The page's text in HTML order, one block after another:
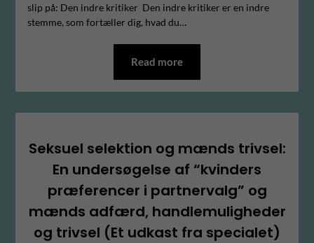
slip på: Den indre kritiker Den indre kritiker er en indre
stemme, som fortæller dig, hvad du…
Read more
Seksuel selektion og mænds trivsel:
En undersøgelse af “kvinders
præferencer i partnervalg” og
mænds adfærd, handlemuligheder
og trivsel (Et udkast fra specialet)